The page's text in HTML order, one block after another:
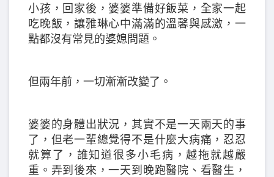
小孩，回家後，婆婆準備好飯菜，全家一起
吃晚飯，讓雅琳心中滿滿的溫馨與感激，一
點都沒有常見的婆媳問題。
但兩年前，一切漸漸改變了。
婆婆的身體出狀況，其實不是一天兩天的事
了，但老一輩總覺得不是什麼大病痛，忍忍
就算了，誰知道很多小毛病，越拖就越嚴
重。弄到後來，一天到晚跑醫院、看醫生，